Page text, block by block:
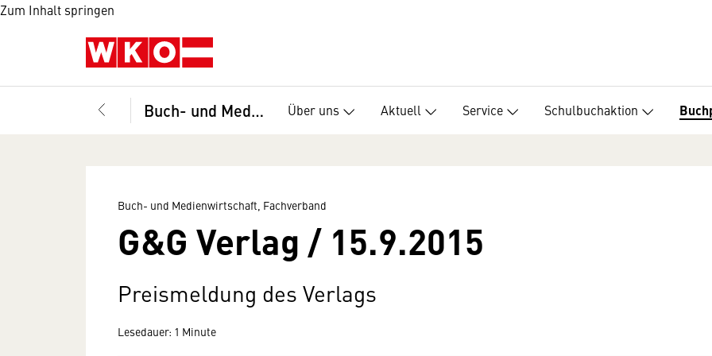
Zum Inhalt springen
Buch- und Medienwirtschaft, Fachverband Über uns Aktuell Service Schulbuchaktion
Buch- und Medienwirtschaft, Fachverband
G&G Verlag / 15.9.2015
Preismeldung des Verlags
Lesedauer: 1 Minute